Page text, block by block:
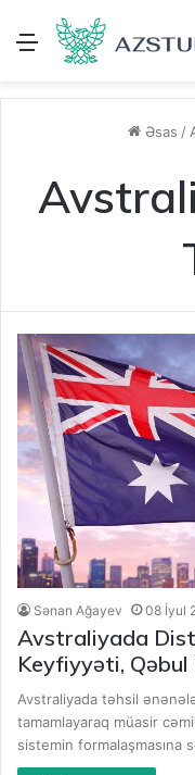
Menu
Əsas /
Sənan Ağayev 08 İyul
Avstraliyada
Keyfiyyəti,
Avstraliyada təhsil
tamamlayaraq müasir
sistemin formalaşmasına